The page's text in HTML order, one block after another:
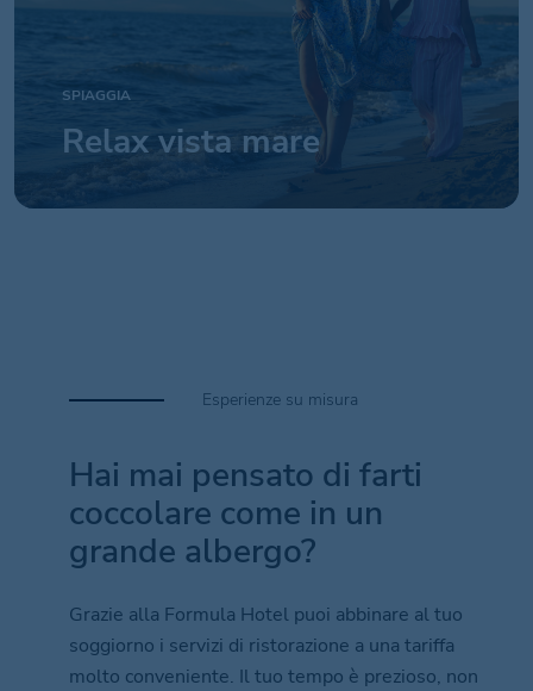
SPIAGGIA
Relax vista mare
Esperienze su misura
Hai mai pensato di farti
coccolare come in un
grande albergo?
Grazie alla Formula Hotel puoi abbinare al tuo
soggiorno i servizi di ristorazione a una tariffa
molto conveniente. Il tuo tempo è prezioso, non